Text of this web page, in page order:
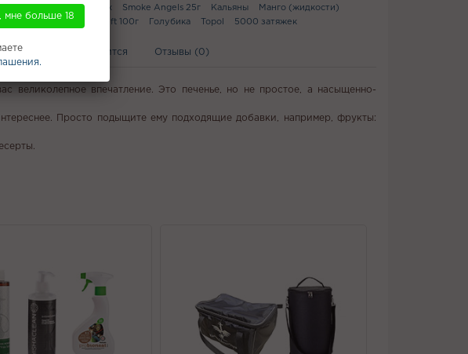
доставкой в Котельниках Smoke Angels 25г Кальяны
Манго (жидкости)
Duft 100г Голубика Topol 5000 затяжек
Вам может понравится Отзывы (0)
великолепное впечатление. Это печенье, но не простое, а насыщенно-
Просто подыщите ему подходящие добавки, например, фрукты:
мне больше 18